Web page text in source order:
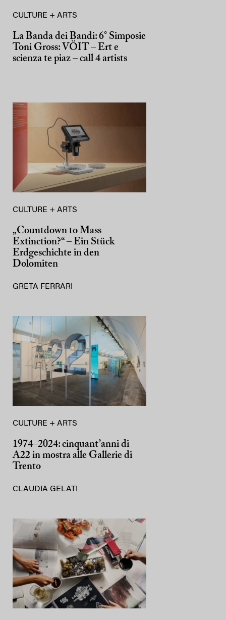
CULTURE + ARTS
La Banda dei Bandi: 6° Simposie
Toni Gross: VÖIT – Ert e
scienza te piaz – call 4 artists
CULTURE + ARTS
„Countdown to Mass
Extinction?“ – Ein Stück
Erdgeschichte in den
Dolomiten
GRETA FERRARI
CULTURE + ARTS
1974–2024: cinquant’anni di
A22 in mostra alle Gallerie di
Trento
CLAUDIA GELATI